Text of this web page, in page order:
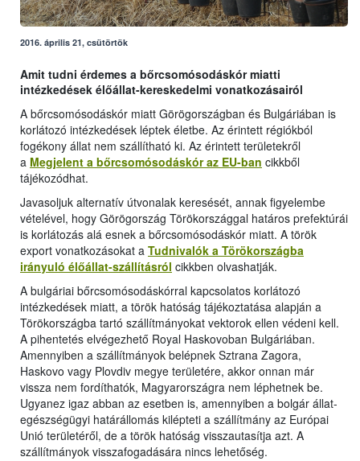
2016. április 21, csütörtök
Amit tudni érdemes a bőrcsomósodáskór miatti
intézkedések élőállat-kereskedelmi vonatkozásairól
A bőrcsomósodáskór miatt Görögországban és Bulgáriában is
korlátozó intézkedések léptek életbe. Az érintett régiókból
fogékony állat nem szállítható ki. Az érintett területekről
a Megjelent a bőrcsomósodáskór az EU-ban cikkből
tájékozódhat.
Javasoljuk alternatív útvonalak keresését, annak figyelembe
vételével, hogy Görögország Törökországgal határos prefektúrái
is korlátozás alá esnek a bőrcsomósodáskór miatt. A török
export vonatkozásokat a Tudnivalók a Törökországba
irányuló élőállat-szállításról cikkben olvashatják.
A bulgáriai bőrcsomósodáskórral kapcsolatos korlátozó
intézkedések miatt, a török hatóság tájékoztatása alapján a
Törökországba tartó szállítmányokat vektorok ellen védeni kell.
A pihentetés elvégezhető Royal Haskovoban Bulgáriában.
Amennyiben a szállítmányok belépnek Sztrana Zagora,
Haskovo vagy Plovdiv megye területére, akkor onnan már
vissza nem fordíthatók, Magyarországra nem léphetnek be.
Ugyanez igaz abban az esetben is, amennyiben a bolgár állat-
egészségügyi határállomás kilépteti a szállítmány az Európai
Unió területéről, de a török hatóság visszautasítja azt. A
szállítmányok visszafogadására nincs lehetőség.